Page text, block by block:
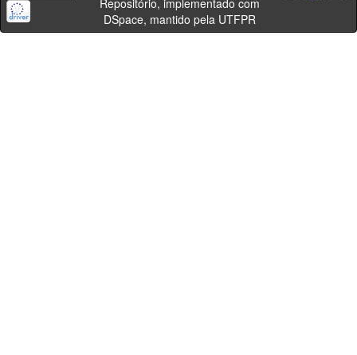
Repositório, implementado com
DSpace, mantido pela UTFPR